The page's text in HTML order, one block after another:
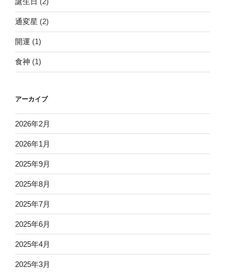
通変星 (2)
開運 (1)
食神 (1)
アーカイブ
2026年2月
2026年1月
2025年9月
2025年8月
2025年7月
2025年6月
2025年4月
2025年3月